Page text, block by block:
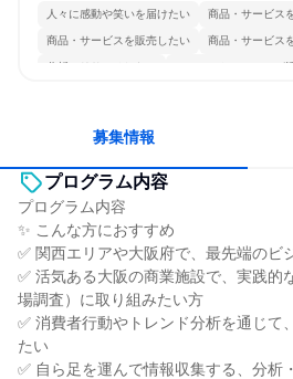
人々に感動や笑いを届けたい 商品・サービス
商品・サービスを販売したい 商品・サービス
分析・リサーチしたい コミュニケーションが
募集情報
プログラム内容
プログラム内容
✨ こんな方におすすめ
✅ 関西エリアや大阪府で、最先端のビ
✅ 活気ある大阪の商業施設で、実践的
場調査）に取り組みたい方
✅ 消費者行動やトレンド分析を通じて
たい
✅ 自ら足を運んで情報収集する、分析